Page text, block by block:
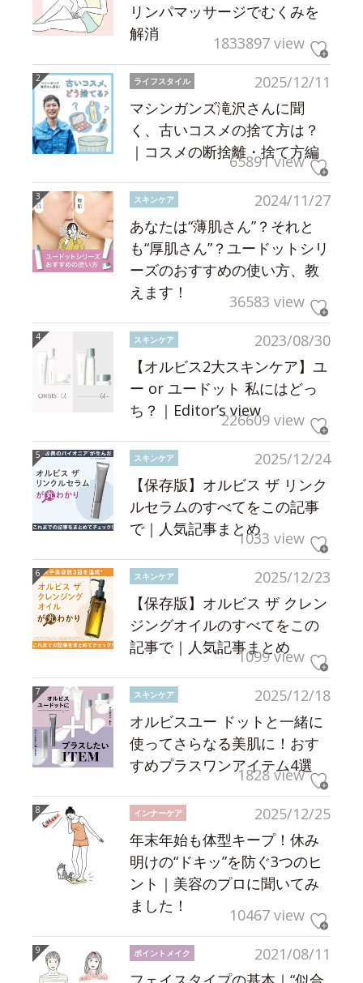
リンパマッサージでむくみを
解消
1833897 view
2025/12/11
ライフスタイル
マシンガンズ滝沢さんに聞
く、古いコスメの捨て方は？
｜コスメの断捨離・捨て方編
65891 view
2024/11/27
スキンケア
あなたは“薄肌さん”？それと
も“厚肌さん”？ユードットシリ
ーズのおすすめの使い方、教
えます！
36583 view
2023/08/30
スキンケア
【オルビス2大スキンケア】ユ
ー or ユードット 私にはどっ
ち？｜Editor’s view226609 view
2025/12/24
スキンケア
【保存版】オルビス ザ リンク
ルセラムのすべてをこの記事
で｜人気記事まとめ1033 view
2025/12/23
スキンケア
【保存版】オルビス ザ クレン
ジングオイルのすべてをこの
記事で｜人気記事まとめ
1099 view
2025/12/18
スキンケア
オルビスユー ドットと一緒に
使ってさらなる美肌に！おす
すめプラスワンアイテム4選
1828 view
2025/12/25
インナーケア
年末年始も体型キープ！休み
明けの“ドキッ”を防ぐ3つのヒ
ント｜美容のプロに聞いてみ
ました！
10467 view
2021/08/11
ポイントメイク